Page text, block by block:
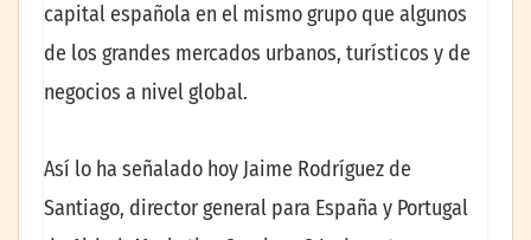
capital española en el mismo grupo que algunos
de los grandes mercados urbanos, turísticos y de
negocios a nivel global.
Así lo ha señalado hoy Jaime Rodríguez de
Santiago, director general para España y Portugal